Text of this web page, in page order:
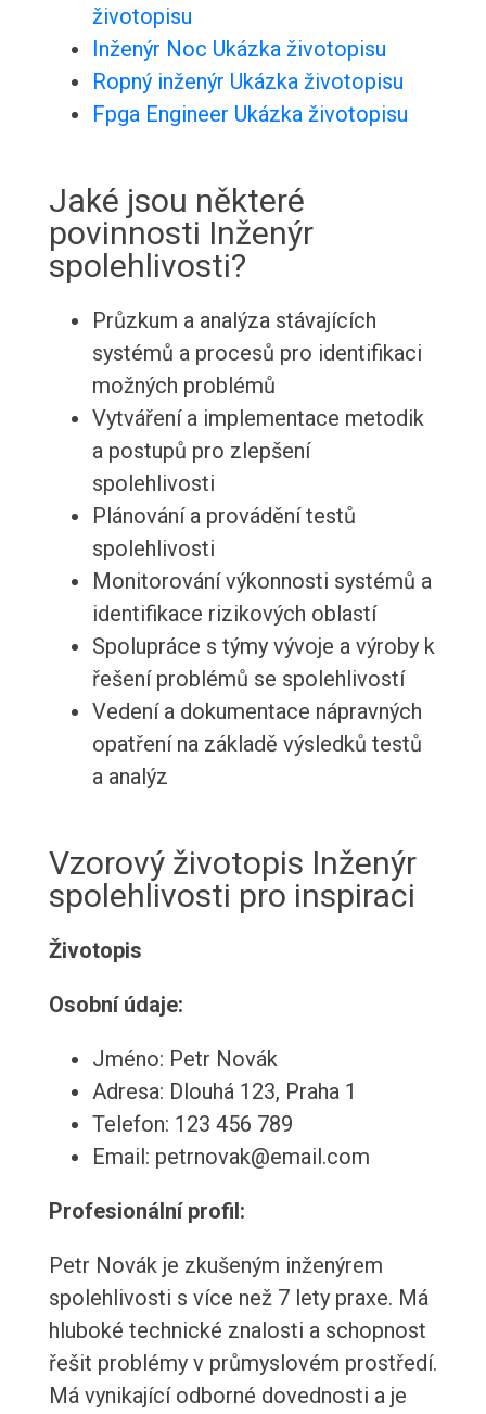
životopisu
Inženýr Noc Ukázka životopisu
Ropný inženýr Ukázka životopisu
Fpga Engineer Ukázka životopisu
Jaké jsou některé
povinnosti Inženýr
spolehlivosti?
Průzkum a analýza stávajících
systémů a procesů pro identifikaci
možných problémů
Vytváření a implementace metodik
a postupů pro zlepšení
spolehlivosti
Plánování a provádění testů
spolehlivosti
Monitorování výkonnosti systémů a
identifikace rizikových oblastí
Spolupráce s týmy vývoje a výroby k
řešení problémů se spolehlivostí
Vedení a dokumentace nápravných
opatření na základě výsledků testů
a analýz
Vzorový životopis Inženýr
spolehlivosti pro inspiraci
Životopis
Osobní údaje:
Jméno: Petr Novák
Adresa: Dlouhá 123, Praha 1
Telefon: 123 456 789
Email: petrnovak@email.com
Profesionální profil:
Petr Novák je zkušeným inženýrem
spolehlivosti s více než 7 lety praxe. Má
hluboké technické znalosti a schopnost
řešit problémy v průmyslovém prostředí.
Má vynikající odborné dovednosti a je